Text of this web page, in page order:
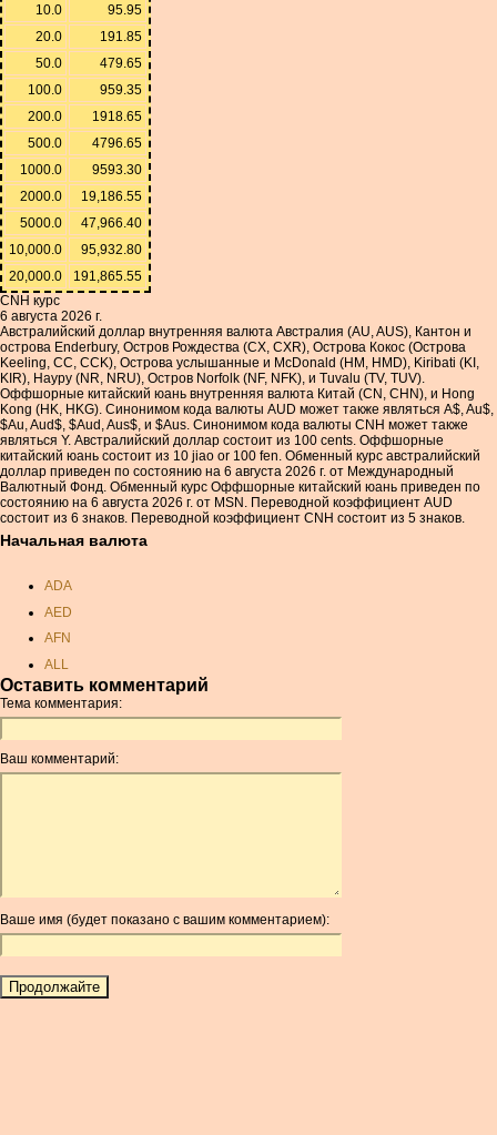
10.0
95.95
20.0
191.85
50.0
479.65
100.0
959.35
200.0
1918.65
500.0
4796.65
1000.0
9593.30
2000.0
19,186.55
5000.0
47,966.40
10,000.0
95,932.80
20,000.0
191,865.55
CNH курс
6 августа 2026 г.
Австралийский доллар внутренняя валюта Австралия (AU, AUS), Кантон и
острова Enderbury, Остров Рождества (CX, CXR), Острова Кокос (Острова
Keeling, CC, CCK), Острова услышанные и McDonald (HM, HMD), Kiribati (KI,
KIR), Науру (NR, NRU), Остров Norfolk (NF, NFK), и Tuvalu (TV, TUV).
Оффшорные китайский юань внутренняя валюта Китай (CN, CHN), и Hong
Kong (HK, HKG). Синонимом кода валюты AUD может также являться A$, Au$,
$Au, Aud$, $Aud, Aus$, и $Aus. Синонимом кода валюты CNH может также
являться Y. Австралийский доллар состоит из 100 cents. Оффшорные
китайский юань состоит из 10 jiao or 100 fen. Обменный курс австралийский
доллар приведен по состоянию на 6 августа 2026 г. от Международный
Валютный Фонд. Обменный курс Оффшорные китайский юань приведен по
состоянию на 6 августа 2026 г. от MSN. Переводной коэффициент AUD
состоит из 6 знаков. Переводной коэффициент CNH состоит из 5 знаков.
Начальная валюта
ADA
AED
AFN
ALL
AMD
ANC
ANG
AOA
AUR
AWG
BAM
Оставить комментарий
Тема комментария:
Ваш комментарий:
Ваше имя (будет показано с вашим комментарием):